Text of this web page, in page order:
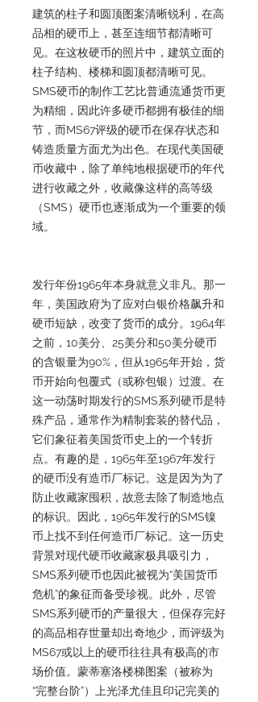
建筑的柱子和圆顶图案清晰锐利，在高
品相的硬币上，甚至连细节都清晰可
见。在这枚硬币的照片中，建筑立面的
柱子结构、楼梯和圆顶都清晰可见。
SMS硬币的制作工艺比普通流通货币更
为精细，因此许多硬币都拥有极佳的细
节，而MS67评级的硬币在保存状态和
铸造质量方面尤为出色。在现代美国硬
币收藏中，除了单纯地根据硬币的年代
进行收藏之外，收藏像这样的高等级
（SMS）硬币也逐渐成为一个重要的领
域。
发行年份1965年本身就意义非凡。那一
年，美国政府为了应对白银价格飙升和
硬币短缺，改变了货币的成分。1964年
之前，10美分、25美分和50美分硬币
的含银量为90%，但从1965年开始，货
币开始向包覆式（或称包银）过渡。在
这一动荡时期发行的SMS系列硬币是特
殊产品，通常作为精制套装的替代品，
它们象征着美国货币史上的一个转折
点。有趣的是，1965年至1967年发行
的硬币没有造币厂标记。这是因为为了
防止收藏家囤积，故意去除了制造地点
的标识。因此，1965年发行的SMS镍
币上找不到任何造币厂标记。这一历史
背景对现代硬币收藏家极具吸引力，
SMS系列硬币也因此被视为“美国货币
危机”的象征而备受珍视。此外，尽管
SMS系列硬币的产量很大，但保存完好
的高品相存世量却出奇地少，而评级为
MS67或以上的硬币往往具有极高的市
场价值。蒙蒂塞洛楼梯图案（被称为
“完整台阶”）上光泽尤佳且印记完美的